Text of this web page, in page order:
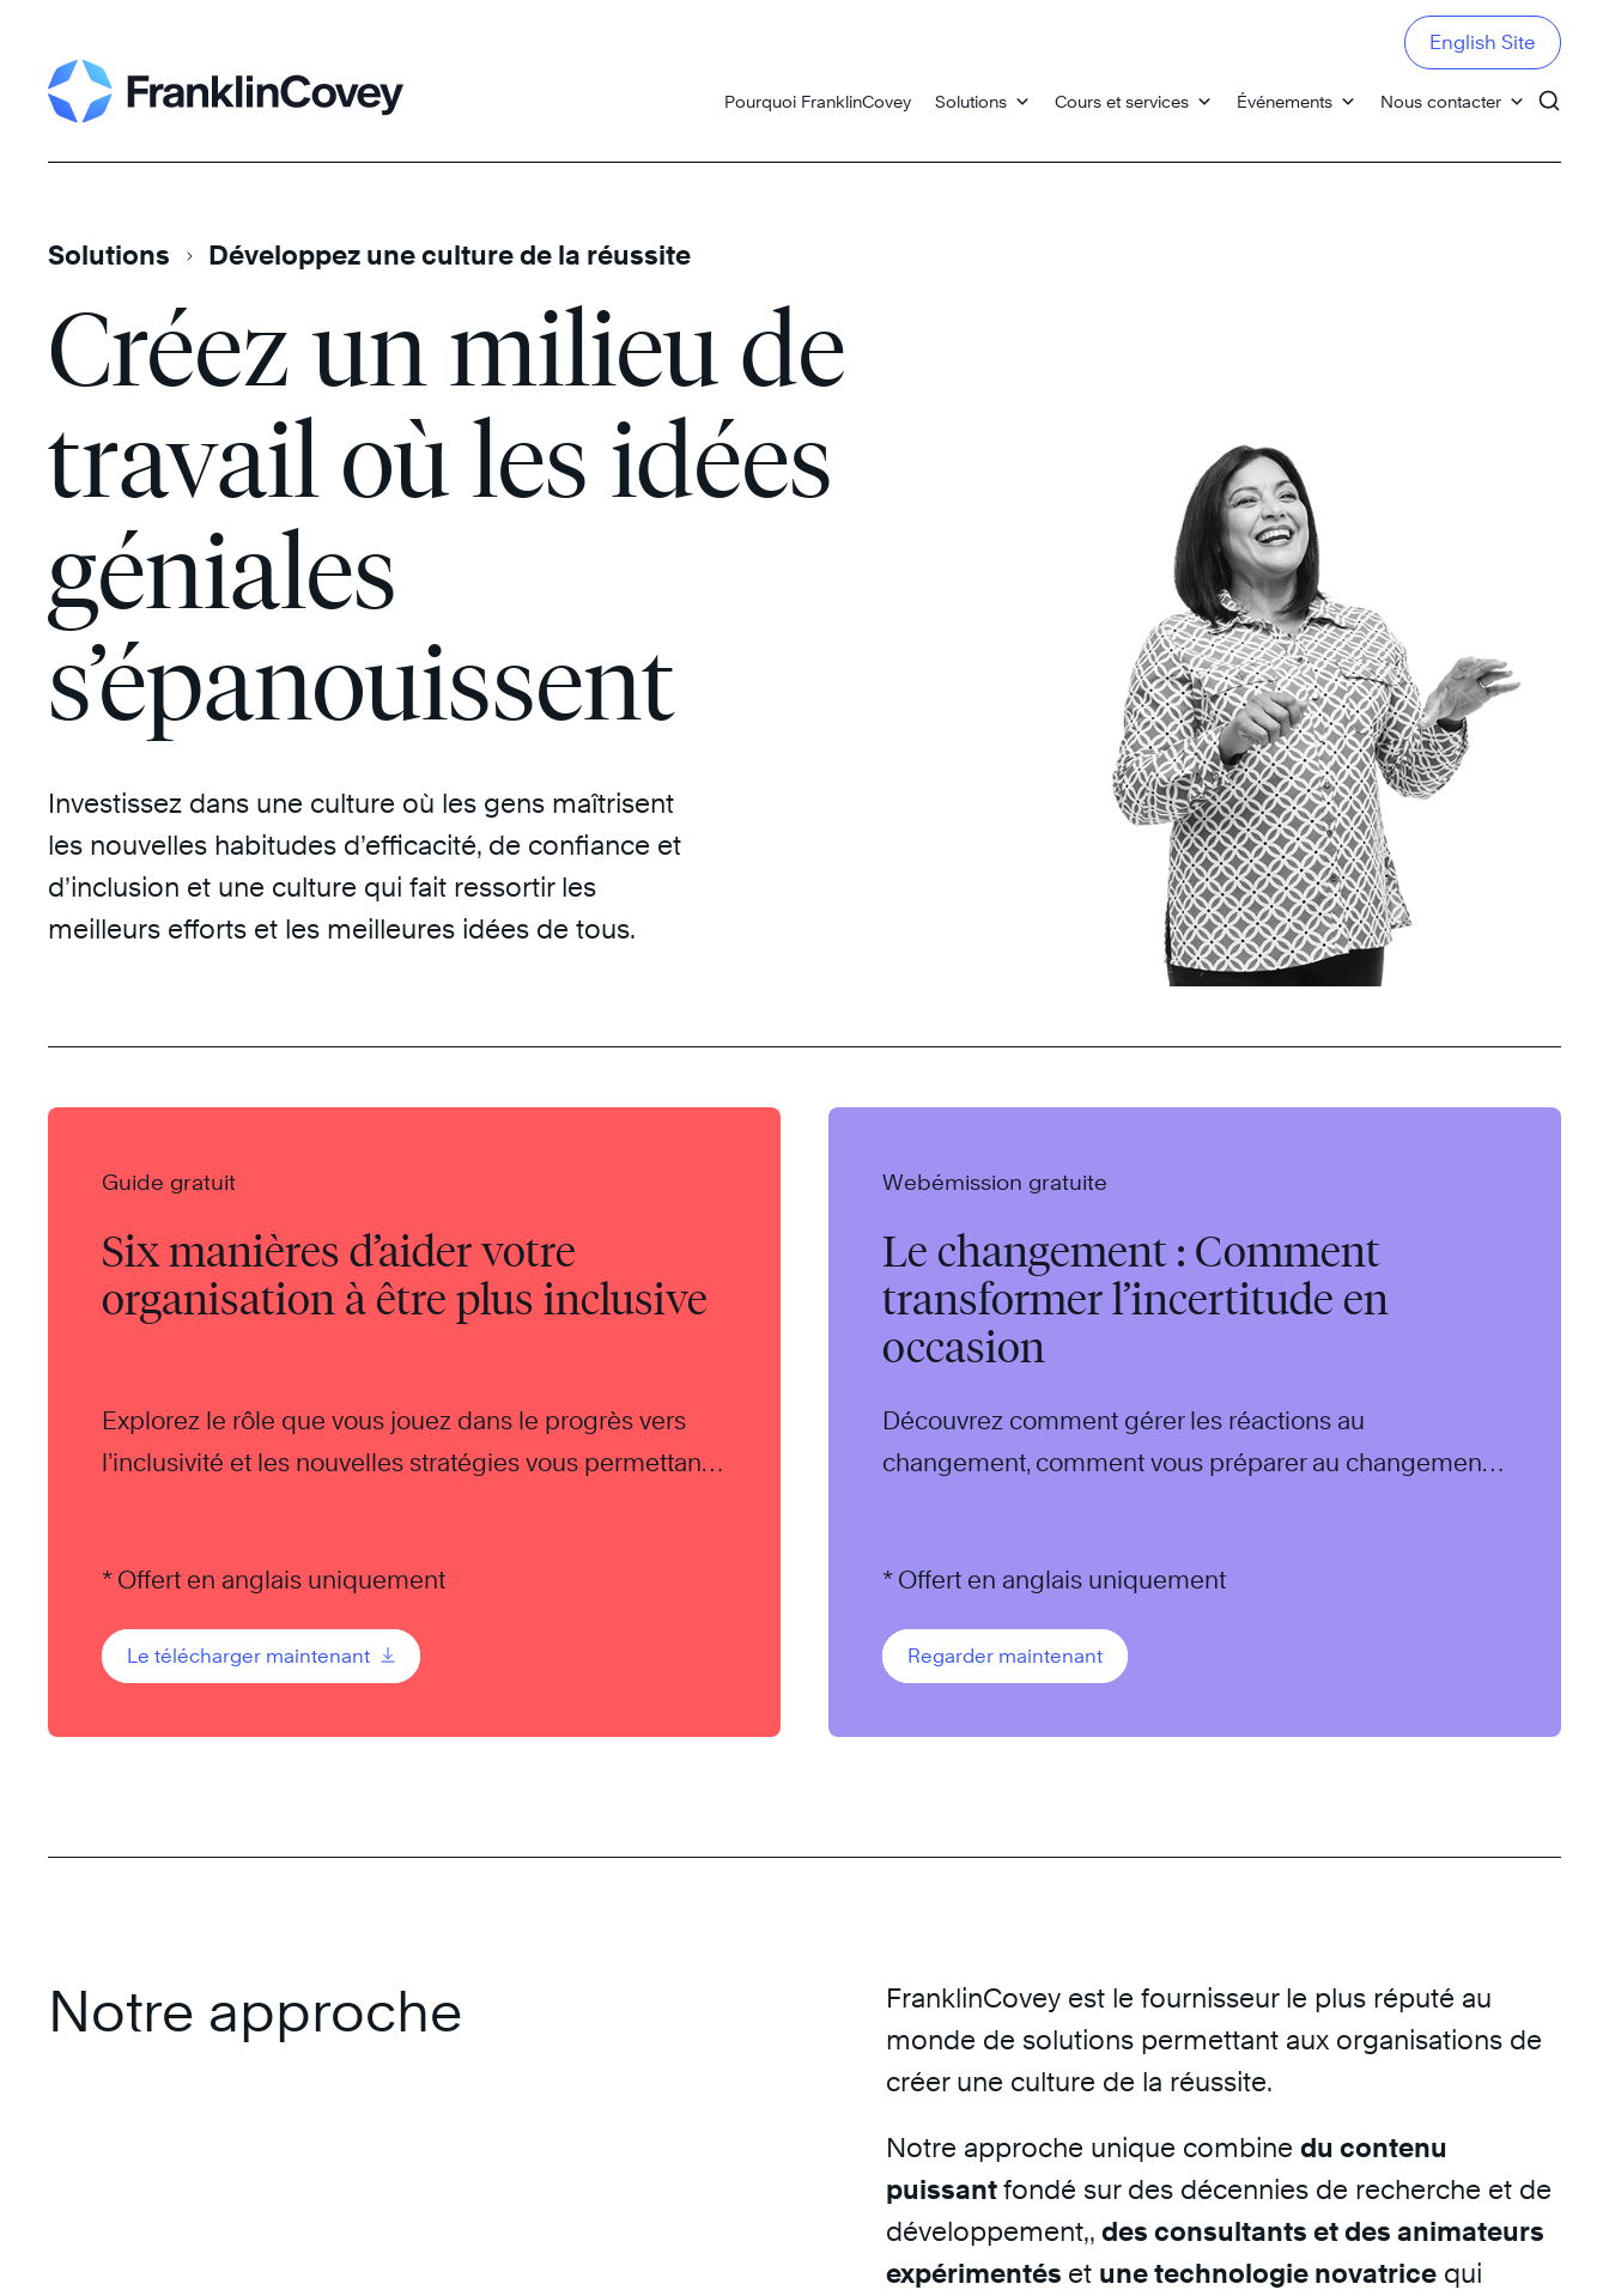
to
content
Pourquoi FranklinCovey Solutions Cours et services Événements Nous contacter
English Site
Solutions Développez une culture de la réussite
Créez un milieu de
travail où les idées
géniales
s’épanouissent
Investissez dans une culture où les gens maîtrisent
les nouvelles habitudes d’efficacité, de confiance et
d’inclusion et une culture qui fait ressortir les
meilleurs efforts et les meilleures idées de tous.
Guide gratuit
Six manières d’aider votre
organisation à être plus inclusive
Explorez le rôle que vous jouez dans le progrès vers
l’inclusivité et les nouvelles stratégies vous permettant
* Offert en anglais uniquement
Le télécharger maintenant
Webémission gratuite
Le changement : Comment
transformer l’incertitude en
occasion
Découvrez comment gérer les réactions au
changement, comment vous préparer au changement
* Offert en anglais uniquement
Regarder maintenant
Notre approche
FranklinCovey est le fournisseur le plus réputé au
monde de solutions permettant aux organisations de
créer une culture de la réussite.
Notre approche unique combine du contenu
puissantfondé sur des décennies de recherche et de
développement,, des consultants et des animateurs
expérimentés et une technologie novatrice qui